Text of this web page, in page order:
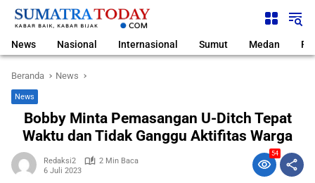
Langsung
News Nasional Internasional Sumut Medan
Beranda News
News
Bobby Minta Pemasangan U-Ditch Tepat
Waktu dan Tidak Ganggu Aktifitas Warga
Redaksi2
2 Min Baca
6 Juli 2023
54